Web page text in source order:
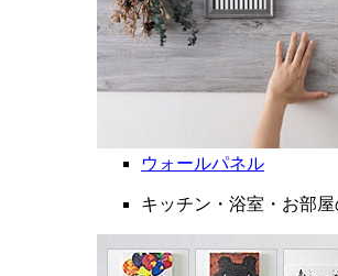
ウォールパネル
キッチン・浴室・お部